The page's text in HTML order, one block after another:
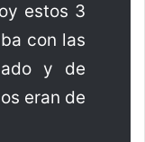
estos 3
con las
y de
eran de